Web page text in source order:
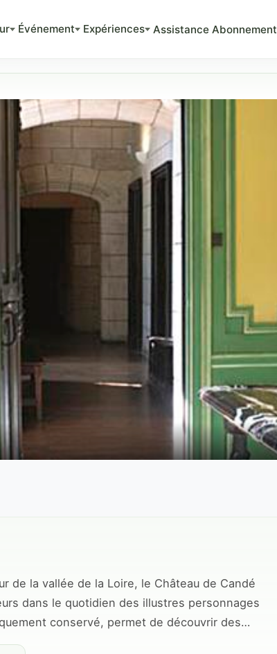
Événement Expériences Assistance Abonnement
de la vallée de la Loire, le Château de Candé
dans le quotidien des illustres personnages
conservé, permet de découvrir des…